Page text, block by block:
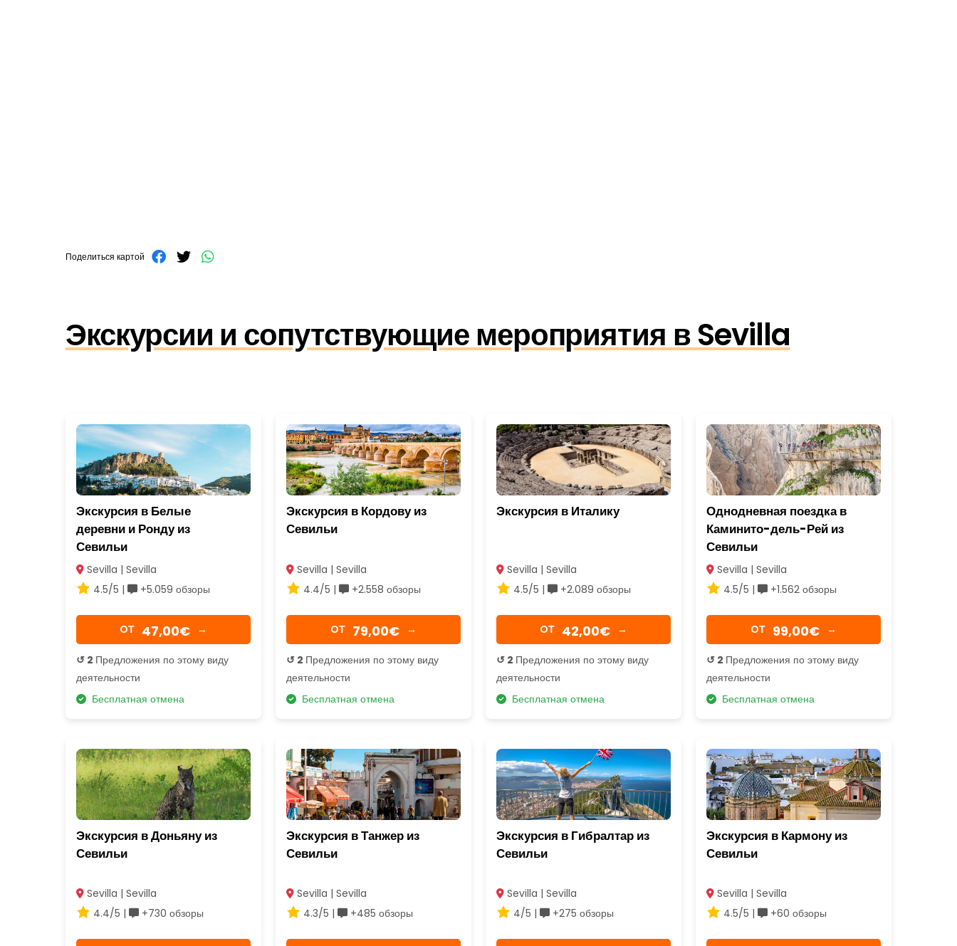
Поделиться картой
Экскурсии и сопутствующие мероприятия в Sevilla
Экскурсия в Белые
деревни и Ронду из
Севильи
Sevilla | Sevilla
4.5/5 |
+5.059 обзоры
OТ 47,00€ →
↺ 2 Предложения по этому виду
деятельности
Бесплатная отмена
Экскурсия в Кордову из
Севильи
Sevilla | Sevilla
4.4/5 |
+2.558 обзоры
OТ 79,00€ →
↺ 2 Предложения по этому виду
деятельности
Бесплатная отмена
Экскурсия в Италику
Sevilla | Sevilla
4.5/5 |
+2.089 обзоры
OТ 42,00€ →
↺ 2 Предложения по этому виду
деятельности
Бесплатная отмена
Однодневная поездка в
Каминито-дель-Рей из
Севильи
Sevilla | Sevilla
4.5/5 |
+1.562 обзоры
OТ 99,00€ →
↺ 2 Предложения по этому виду
деятельности
Бесплатная отмена
Экскурсия в Доньяну из
Севильи
Sevilla | Sevilla
4.4/5 |
+730 обзоры
Экскурсия в Танжер из
Севильи
Sevilla | Sevilla
4.3/5 |
+485 обзоры
Экскурсия в Гибралтар из
Севильи
Sevilla | Sevilla
4/5 |
+275 обзоры
Экскурсия в Кармону из
Севильи
Sevilla | Sevilla
4.5/5 |
+60 обзоры